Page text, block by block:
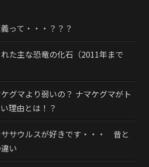
って・・・？？？
た主な恐竜の化石（2011年まで
グマより弱いの？ ナマケグマがト
理由とは！？
サウルスが好きです・・・ 昔と
い